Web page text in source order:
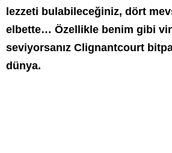
lezzeti bulabileceğiniz, dört
elbette… Özellikle benim gibi
seviyorsanız Clignantcourt
dünya.